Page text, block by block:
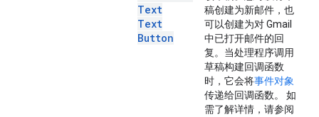
Text
Text
Button
稿创建为新邮件，也
可以创建为对 Gmail
中已打开邮件的回
复。当处理程序调用
草稿构建回调函数
时，它会将事件对象
传递给回调函数。 如
需了解详情，请参阅